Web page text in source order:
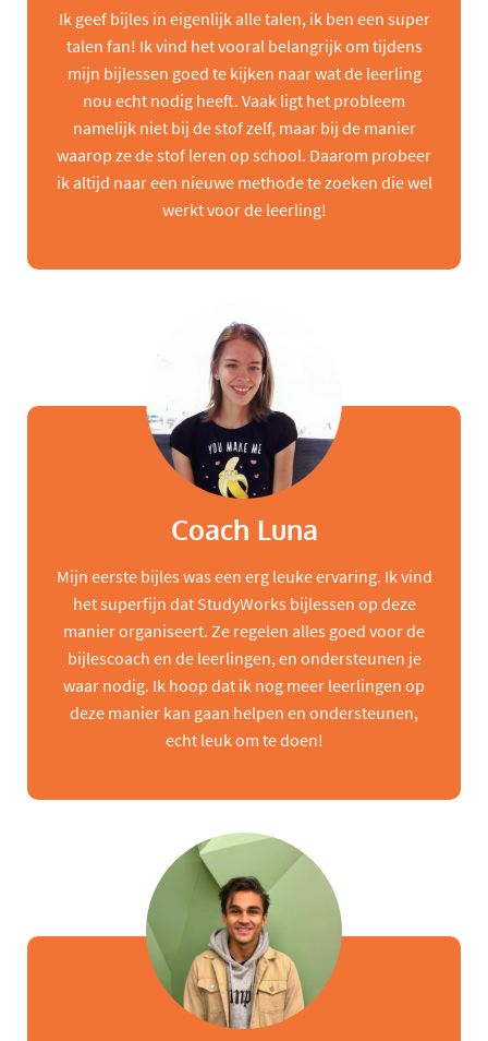
Ik geef bijles in eigenlijk alle talen, ik ben een super
talen fan! Ik vind het vooral belangrijk om tijdens
mijn bijlessen goed te kijken naar wat de leerling
nou echt nodig heeft. Vaak ligt het probleem
namelijk niet bij de stof zelf, maar bij de manier
waarop ze de stof leren op school. Daarom probeer
ik altijd naar een nieuwe methode te zoeken die wel
werkt voor de leerling!
Coach Luna
Mijn eerste bijles was een erg leuke ervaring. Ik vind
het superfijn dat StudyWorks bijlessen op deze
manier organiseert. Ze regelen alles goed voor de
bijlescoach en de leerlingen, en ondersteunen je
waar nodig. Ik hoop dat ik nog meer leerlingen op
deze manier kan gaan helpen en ondersteunen,
echt leuk om te doen!